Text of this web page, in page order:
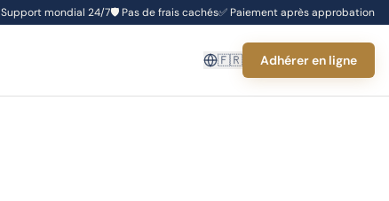
Support mondial 24/7🛡️ Pas de frais cachés✅ Paiement après approbation
🇫🇷 Adhérer en ligne